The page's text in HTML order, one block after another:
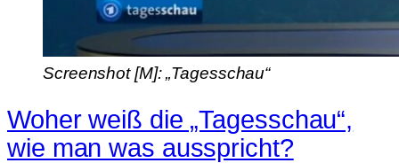
Screenshot [M]: „Tagesschau“
Woher weiß die „Tagesschau“,
wie man was ausspricht?